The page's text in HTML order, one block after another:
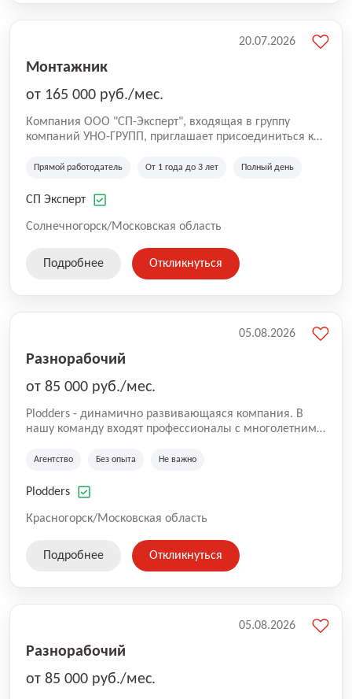
Монтажник
от 165 000 руб./мес.
Компания ООО "СП-Эксперт", входящая в группу
компаний УНО-ГРУПП, приглашает присоединиться к
работаем на рынке с 2005 года и оказываем комплекс
зданий из гибридных модульных блоков свободной
гибридно-модульного строительства.
Прямой работодатель От 1 года до 3 лет Полный день
СП Эксперт
Солнечногорск/Московская область
20.07.2026
Подробнее Откликнуться
Разнорабочий
от 85 000 руб./мес.
Plodders - динамично развивающаяся компания. В
нашу команду входят профессионалы с многолетним
на рынке аутсорсинга, а накопленный опыт позволяют
оказываемых услуг.
Агентство Без опыта Не важно
Plodders
Красногорск/Московская область
05.08.2026
Подробнее Откликнуться
Разнорабочий
от 85 000 руб./мес.
05.08.2026